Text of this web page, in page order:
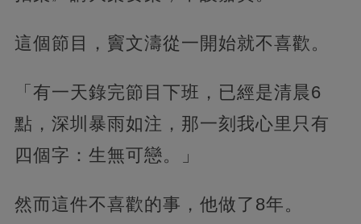
這個節目，竇文濤從一開始就不喜歡。
「有一天錄完節目下班，已經是清晨6
點，深圳暴雨如注，那一刻我心里只有
四個字：生無可戀。」
然而這件不喜歡的事，他做了8年。